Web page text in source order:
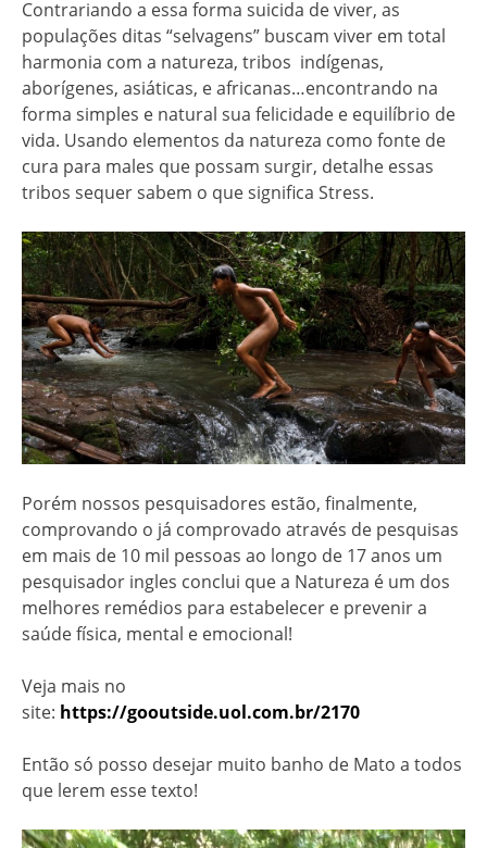
Contrariando a essa forma suicida de viver, as
populações ditas “selvagens” buscam viver em total
harmonia com a natureza, tribos indígenas,
aborígenes, asiáticas, e africanas…encontrando na
forma simples e natural sua felicidade e equilíbrio de
vida. Usando elementos da natureza como fonte de
cura para males que possam surgir, detalhe essas
tribos sequer sabem o que significa Stress.
Porém nossos pesquisadores estão, finalmente,
comprovando o já comprovado através de pesquisas
em mais de 10 mil pessoas ao longo de 17 anos um
pesquisador ingles conclui que a Natureza é um dos
melhores remédios para estabelecer e prevenir a
saúde física, mental e emocional!
Veja mais no
site: https://gooutside.uol.com.br/2170
Então só posso desejar muito banho de Mato a todos
que lerem esse texto!